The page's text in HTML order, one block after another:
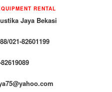
RENTAL
Jaya Bekasi
021-82601199